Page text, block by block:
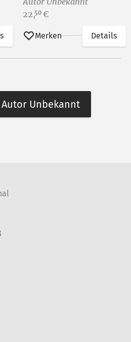
Preis:
22,50 €
Merken Details
Unbekannt
Mastodon